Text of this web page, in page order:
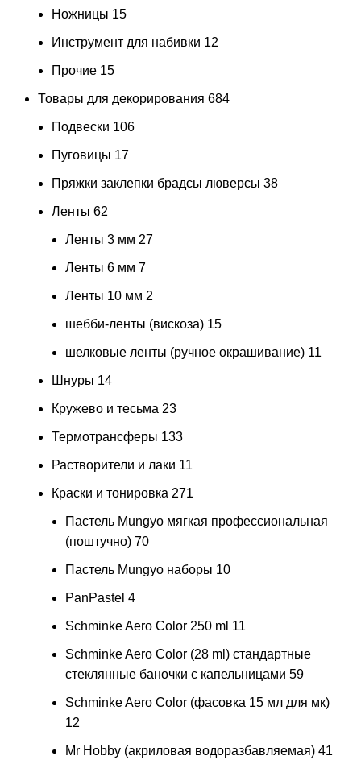
Ножницы 15
Инструмент для набивки 12
Прочие 15
Товары для декорирования 684
Подвески 106
Пуговицы 17
Пряжки заклепки брадсы люверсы 38
Ленты 62
Ленты 3 мм 27
Ленты 6 мм 7
Ленты 10 мм 2
шебби-ленты (вискоза) 15
шелковые ленты (ручное окрашивание) 11
Шнуры 14
Кружево и тесьма 23
Термотрансферы 133
Растворители и лаки 11
Краски и тонировка 271
Пастель Mungyo мягкая профессиональная
(поштучно) 70
Пастель Mungyo наборы 10
PanPastel 4
Schminke Aero Color 250 ml 11
Schminke Aero Color (28 ml) стандартные
стеклянные баночки с капельницами 59
Schminke Aero Color (фасовка 15 мл для мк)
12
Mr Hobby (акриловая водоразбавляемая) 41